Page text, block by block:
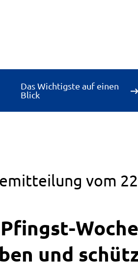
Das Wichtigste auf einen
Blick
vom
und